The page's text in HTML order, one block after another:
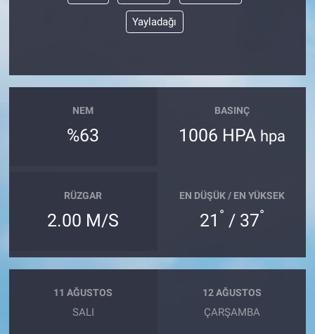
Yayladağı
NEM
%63
BASINÇ
1006 HPA hpa
RÜZGAR
2.00 M/S
EN DÜŞÜK / EN YÜKSEK
21 ° / 37°
11 AĞUSTOS
SALI
12 AĞUSTOS
ÇARŞAMBA